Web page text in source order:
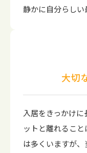
静かに自分らしい
大切
入居をきっかけ
ットと離れるこ
は多くいますが